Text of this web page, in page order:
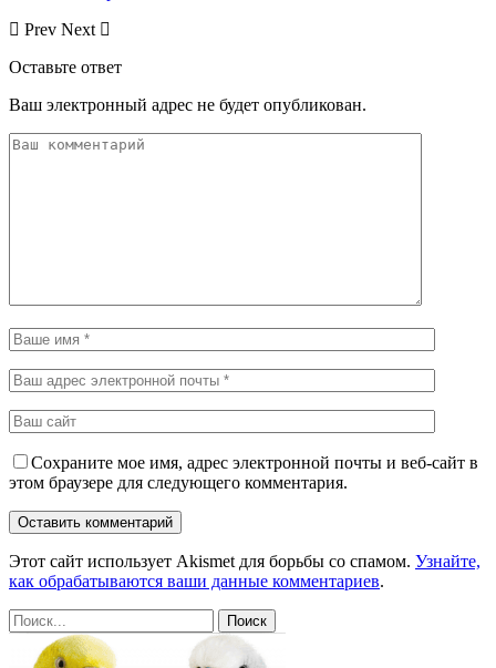
Prev Next
Оставьте ответ
Ваш электронный адрес не будет опубликован.
Сохраните мое имя, адрес электронной почты и веб-сайт в
этом браузере для следующего комментария.
Этот сайт использует Akismet для борьбы со спамом. Узнайте,
как обрабатываются ваши данные комментариев.